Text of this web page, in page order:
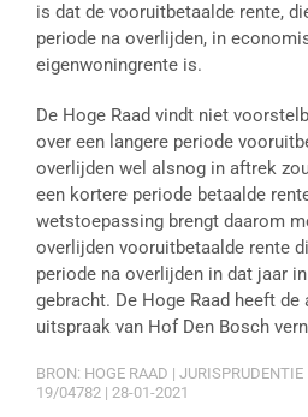
is dat de vooruitbetaalde rente,
periode na overlijden, in
eigenwoningrente is.
De Hoge Raad vindt niet
over een langere periode
overlijden wel alsnog in aftrek
een kortere periode betaalde
wetstoepassing brengt daarom
overlijden vooruitbetaalde rente
periode na overlijden in dat jaar
gebracht. De Hoge Raad heeft de
uitspraak van Hof Den Bosch
BRON: HOGE RAAD |
19/04782 | 28-01-2021